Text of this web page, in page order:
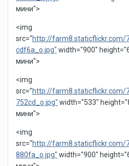
мини">
<img
src="http://farm8.staticflickr.com/
cdf6a_o.jpg" width="900"
мини">
<img
src="http://farm8.staticflickr.com/
752cd_o.jpg" width="533"
мини">
<img
src="http://farm8.staticflickr.com/
880fa_o.jpg" width="900"